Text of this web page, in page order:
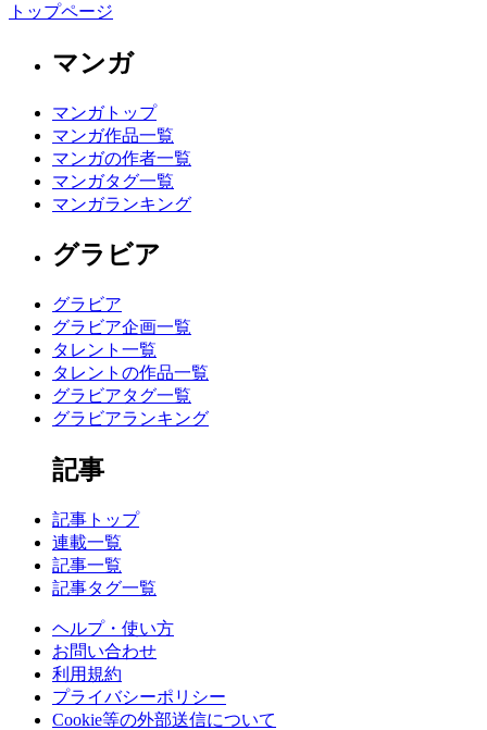
トップページ
マンガ
マンガトップ
マンガ作品一覧
マンガの作者一覧
マンガタグ一覧
マンガランキング
グラビア
グラビア
グラビア企画一覧
タレント一覧
タレントの作品一覧
グラビアタグ一覧
グラビアランキング
記事
記事トップ
連載一覧
記事一覧
記事タグ一覧
ヘルプ・使い方
お問い合わせ
利用規約
プライバシーポリシー
Cookie等の外部送信について